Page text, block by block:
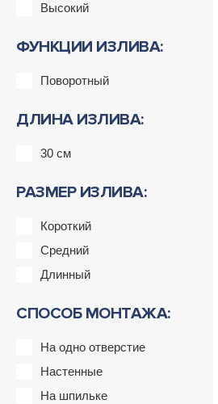
Высокий
ФУНКЦИИ ИЗЛИВА:
Поворотный
ДЛИНА ИЗЛИВА:
30 см
РАЗМЕР ИЗЛИВА:
Короткий
Средний
Длинный
СПОСОБ МОНТАЖА:
На одно отверстие
Настенные
На шпильке